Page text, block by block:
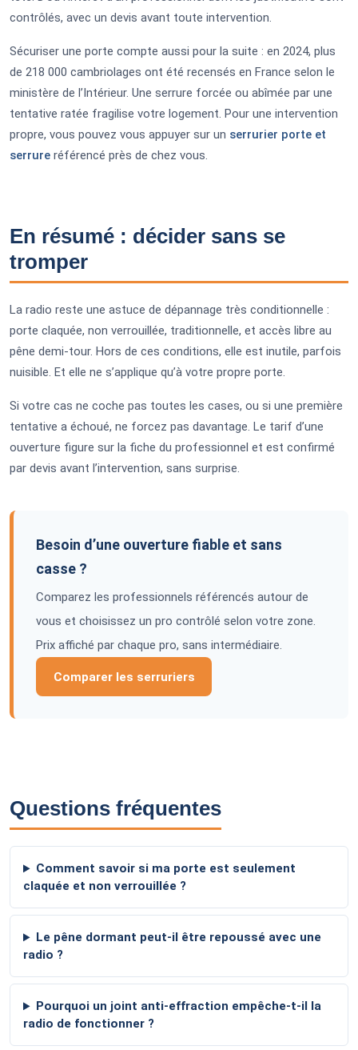
contrôlés, avec un devis avant toute intervention.
Sécuriser une porte compte aussi pour la suite : en 2024, plus
de 218 000 cambriolages ont été recensés en France selon le
ministère de l’Intérieur. Une serrure forcée ou abîmée par une
tentative ratée fragilise votre logement. Pour une intervention
propre, vous pouvez vous appuyer sur un serrurier porte et
serrure référencé près de chez vous.
En résumé : décider sans se
tromper
La radio reste une astuce de dépannage très conditionnelle :
porte claquée, non verrouillée, traditionnelle, et accès libre au
pêne demi-tour. Hors de ces conditions, elle est inutile, parfois
nuisible. Et elle ne s’applique qu’à votre propre porte.
Si votre cas ne coche pas toutes les cases, ou si une première
tentative a échoué, ne forcez pas davantage. Le tarif d’une
ouverture figure sur la fiche du professionnel et est confirmé
par devis avant l’intervention, sans surprise.
Besoin d’une ouverture fiable et sans
casse ?
Comparez les professionnels référencés autour de
vous et choisissez un pro contrôlé selon votre zone.
Prix affiché par chaque pro, sans intermédiaire.
Comparer les serruriers
Questions fréquentes
Comment savoir si ma porte est seulement
claquée et non verrouillée ?
Le pêne dormant peut-il être repoussé avec une
radio ?
Pourquoi un joint anti-effraction empêche-t-il la
radio de fonctionner ?